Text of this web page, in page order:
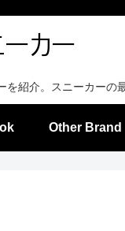
紹介。スニーカーの
Other Brand